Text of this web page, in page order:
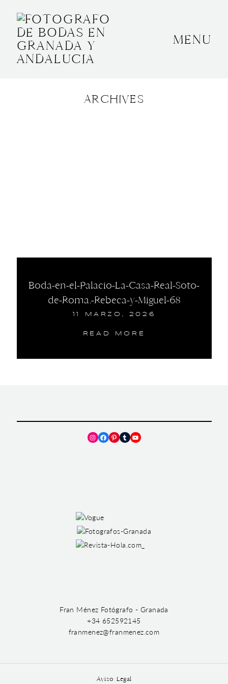
MENU
ARCHIVES
Boda-en-el-Palacio-La-Casa-Real-Soto-
de-Roma.-Rebeca-y-Miguel-68
11 MARZO, 2026
READ MORE
BODAS
Instagram
Facebook
Pinterest
TumblrYouTube
Fran Ménez Fotógrafo - Granada
+34 652592145
franmenez@franmenez.com
Aviso Legal